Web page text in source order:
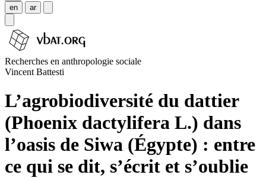
en
ar
Recherches en anthropologie sociale
Vincent Battesti
L’agrobiodiversité du dattier
(Phoenix dactylifera L.) dans
l’oasis de Siwa (Égypte) : entre
ce qui se dit, s’écrit et s’oublie